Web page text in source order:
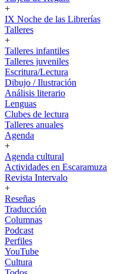
+
IX Noche de las Librerías
Talleres
+
Talleres infantiles
Talleres juveniles
Escritura/Lectura
Dibujo / Ilustración
Análisis literario
Lenguas
Clubes de lectura
Talleres anuales
Agenda
+
Agenda cultural
Actividades en Escaramuza
Revista Intervalo
+
Reseñas
Traducción
Columnas
Podcast
Perfiles
YouTube
Cultura